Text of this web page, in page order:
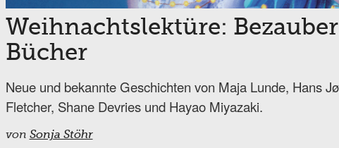
Weihnachtslektüre:
Bücher
Neue und bekannte Geschichten von Maja Lunde, Hans
Fletcher, Shane Devries und Hayao Miyazaki.
von Sonja Stöhr